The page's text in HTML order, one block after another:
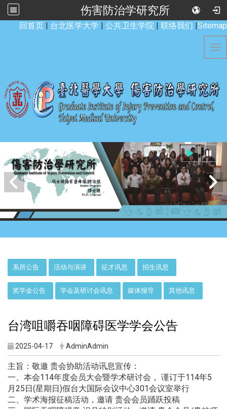
伤害防治学研究所
回首页 | 台北医学大学 | 公共卫生学院 | 联络我们 |Sitemap
系所公告 活动与演讲 征才讯息 招生讯息
奖学金公告 学会及研讨会讯息 媒体报导 其他讯息
台湾咀嚼吞咽障碍医学学会公告
2025-04-17 AdminAdmin
主旨：敬邀 贵会协助活动讯息宣传：
一、本会114年度会员大会暨学术研讨会， 谨订于114年5
月25日(星期日)假台大国际会议中心301会议室举行
二、学术海报征稿活动，邀请 贵会会员踊跃投稿